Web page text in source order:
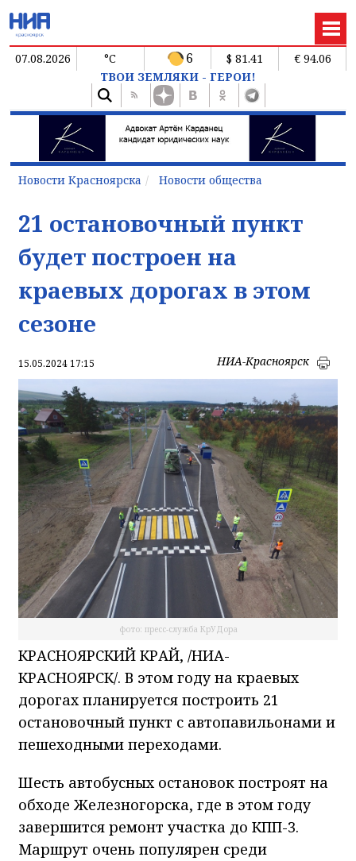
07.08.2026 °C 6 $ 81.41
€ 94.06
ТВОИ ЗЕМЛЯКИ - ГЕРОИ!
Новости Красноярска Новости общества
21 остановочный пункт
будет построен на
краевых дорогах в этом
сезоне
15.05.2024 17:15 НИА-Красноярск
фото: пресс-служба КрУДора
КРАСНОЯРСКИЙ КРАЙ, /НИА-
КРАСНОЯРСК/. В этом году на краевых
дорогах планируется построить 21
остановочный пункт с автопавильонами и
пешеходными переходами.
Шесть автобусных остановок построят на
обходе Железногорска, где в этом году
завершится ремонт участка до КПП-3.
Маршрут очень популярен среди